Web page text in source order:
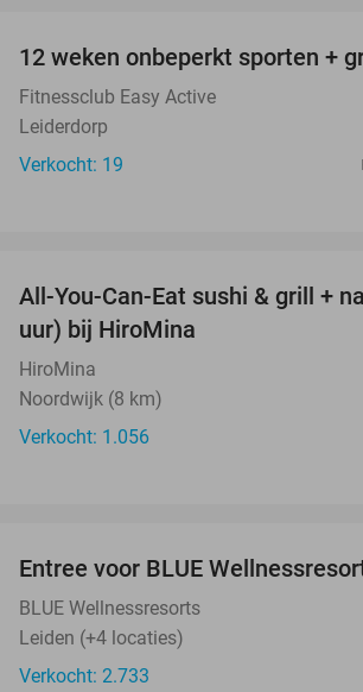
12 weken onbeperkt sporten +
Fitnessclub Easy Active
Leiderdorp
Verkocht: 19
All-You-Can-Eat sushi & grill +
uur) bij HiroMina
HiroMina
Noordwijk (8 km)
Verkocht: 1.056
Entree voor BLUE
BLUE Wellnessresorts
Leiden (+4 locaties)
Verkocht: 2.733